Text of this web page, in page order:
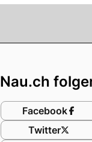
Nau.ch
Facebook
Twitter